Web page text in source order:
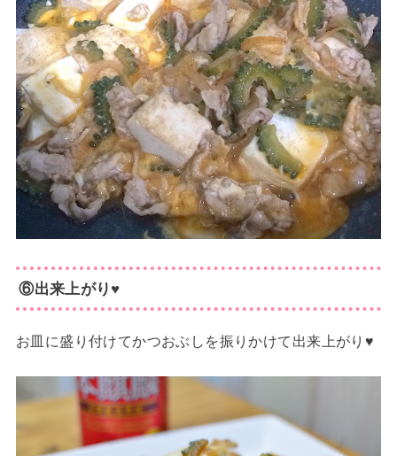
⑥出来上がり♥
お皿に盛り付けてかつおぶしを振りかけて出来上がり♥